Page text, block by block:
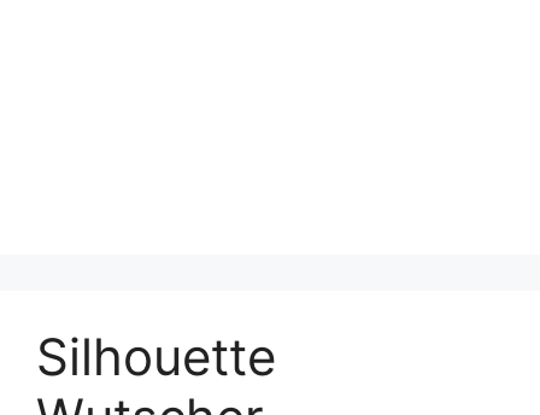
Silhouette